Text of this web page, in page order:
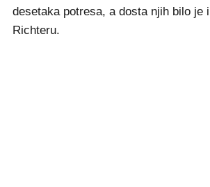
desetaka potresa, a dosta njih bilo je
Richteru.